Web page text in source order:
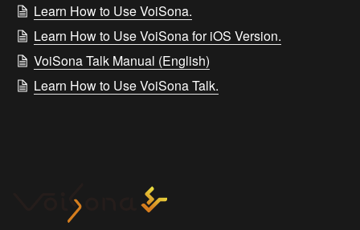
Learn How to Use VoiSona.
Learn How to Use VoiSona for iOS Version.
VoiSona Talk Manual (English)
Learn How to Use VoiSona Talk.